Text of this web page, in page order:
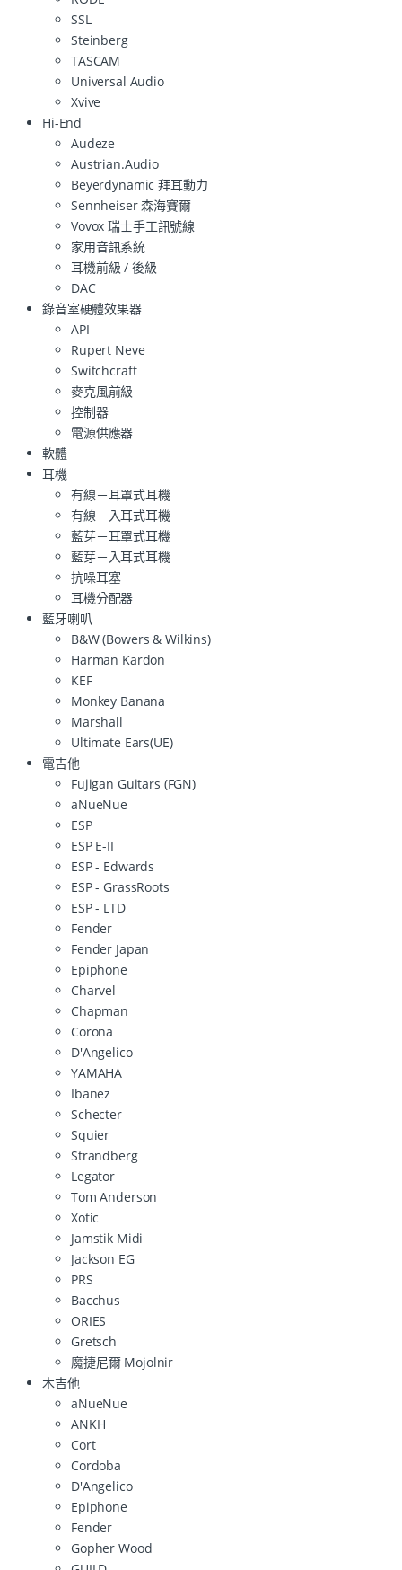
SSL
Steinberg
TASCAM
Universal Audio
Xvive
Hi-End
Audeze
Austrian.Audio
Beyerdynamic 拜耳動力
Sennheiser 森海賽爾
Vovox 瑞士手工訊號線
家用音訊系統
耳機前級 / 後級
DAC
錄音室硬體效果器
API
Rupert Neve
Switchcraft
麥克風前級
控制器
電源供應器
軟體
耳機
有線－耳罩式耳機
有線－入耳式耳機
藍芽－耳罩式耳機
藍芽－入耳式耳機
抗噪耳塞
耳機分配器
藍牙喇叭
B&W (Bowers & Wilkins)
Harman Kardon
KEF
Monkey Banana
Marshall
Ultimate Ears(UE)
電吉他
Fujigan Guitars (FGN)
aNueNue
ESP
ESP E-II
ESP - Edwards
ESP - GrassRoots
ESP - LTD
Fender
Fender Japan
Epiphone
Charvel
Chapman
Corona
D'Angelico
YAMAHA
Ibanez
Schecter
Squier
Strandberg
Legator
Tom Anderson
Xotic
Jamstik Midi
Jackson EG
PRS
Bacchus
ORIES
Gretsch
魔捷尼爾 Mojolnir
木吉他
aNueNue
ANKH
Cort
Cordoba
D'Angelico
Epiphone
Fender
Gopher Wood